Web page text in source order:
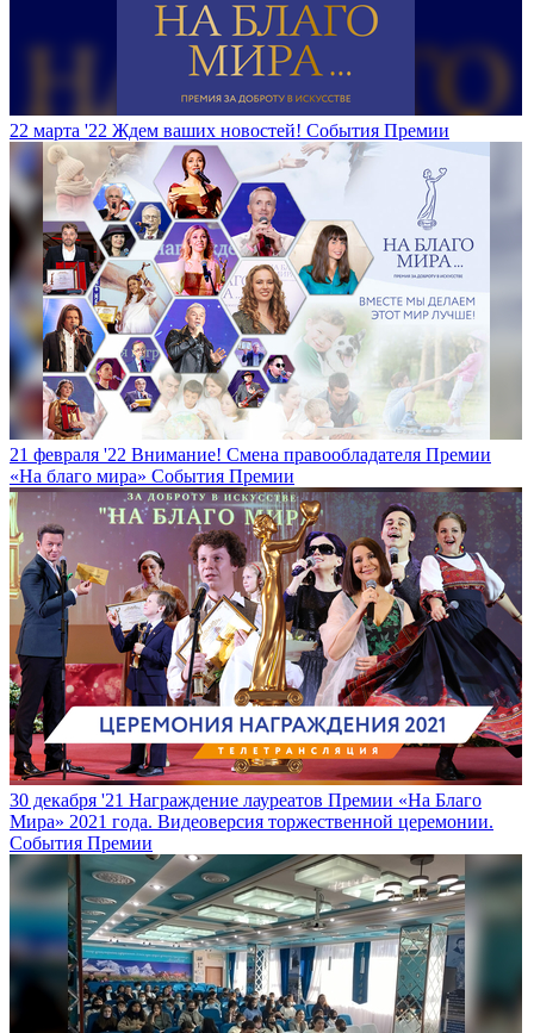
22 марта '22 Ждем ваших новостей! События Премии
21 февраля '22 Внимание! Смена правообладателя Премии
«На благо мира» События Премии
30 декабря '21 Награждение лауреатов Премии «На Благо
Мира» 2021 года. Видеоверсия торжественной церемонии.
События Премии